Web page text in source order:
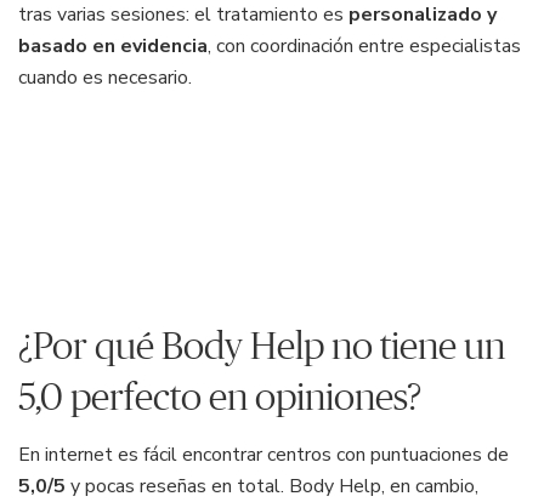
tras varias sesiones: el tratamiento es personalizado y
basado en evidencia, con coordinación entre especialistas
cuando es necesario.
¿Por qué Body Help no tiene un
5,0 perfecto en opiniones?
En internet es fácil encontrar centros con puntuaciones de
5,0/5 y pocas reseñas en total. Body Help, en cambio,